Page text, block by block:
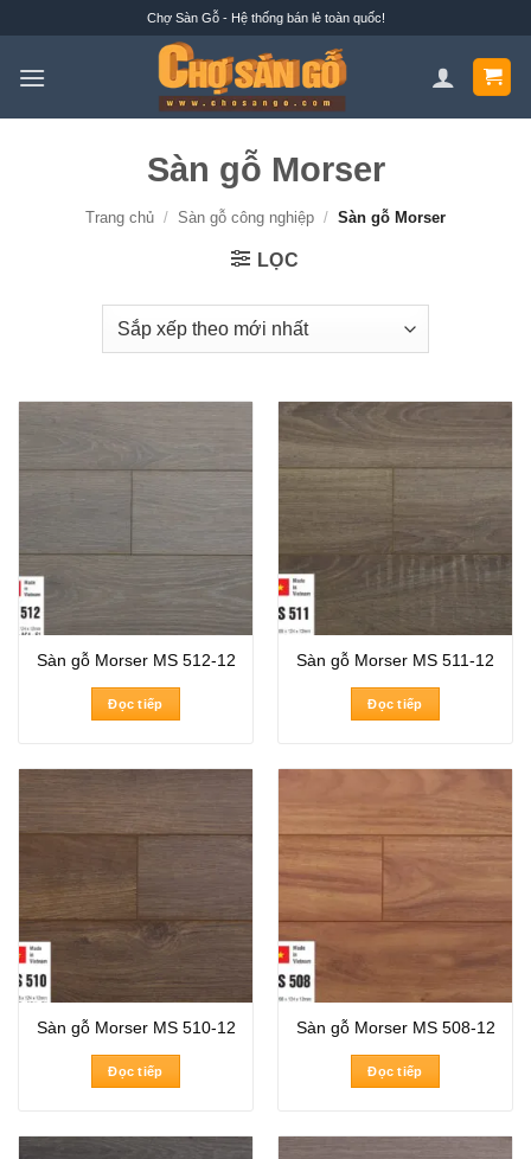
nội
Chợ Sàn Gỗ - Hệ thống bán lẻ toàn quốc!
Sàn gỗ Morser
Trang chủ / Sàn gỗ công nghiệp / Sàn gỗ Morser
LỌC
Sàn gỗ Morser MS 512-12
Đọc tiếp
Sàn gỗ Morser MS 511-12
Đọc tiếp
Sàn gỗ Morser MS 510-12
Đọc tiếp
Sàn gỗ Morser MS 508-12
Đọc tiếp